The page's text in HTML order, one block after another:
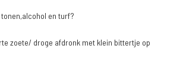
en turf?
zoete/ droge afdronk met klein bittertje op